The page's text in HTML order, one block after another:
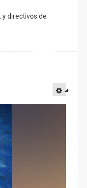
directivos de